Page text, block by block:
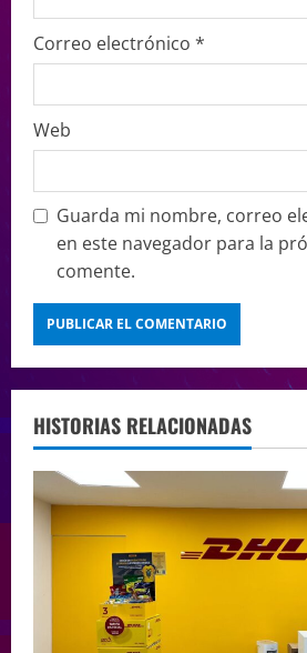
Correo electrónico *
Web
Guarda mi nombre, correo
en este navegador para la
comente.
HISTORIAS RELACIONADAS